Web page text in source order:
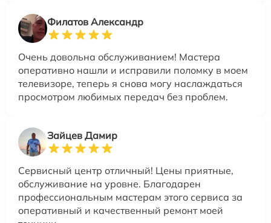
Филатов Александр
Очень довольна обслуживанием! Мастера
оперативно нашли и исправили поломку в моем
телевизоре, теперь я снова могу наслаждаться
просмотром любимых передач без проблем.
Зайцев Дамир
Сервисный центр отличный! Цены приятные,
обслуживание на уровне. Благодарен
профессиональным мастерам этого сервиса за
оперативный и качественный ремонт моей